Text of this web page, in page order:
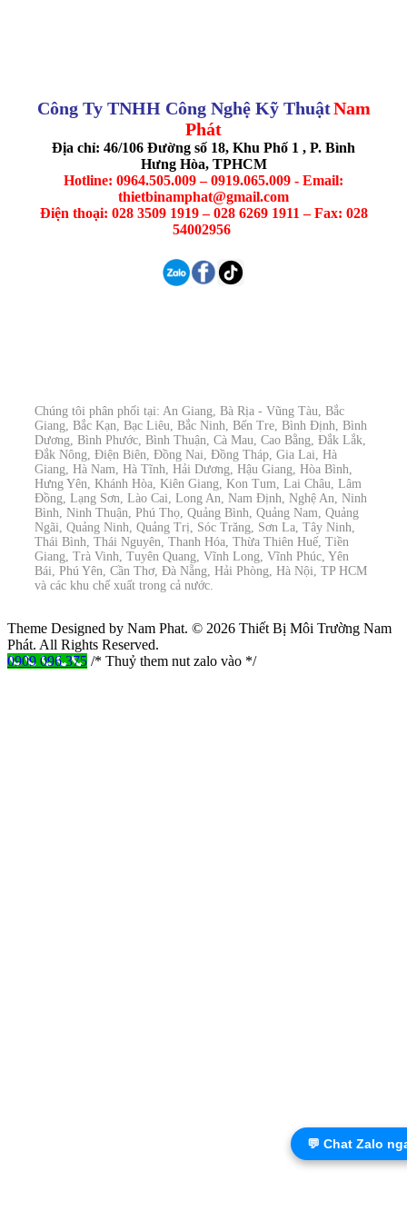
Công Ty TNHH Công Nghệ Kỹ ThuậtNam
Phát
Địa chỉ: 46/106 Đường số 18, Khu Phố 1 , P. Bình
Hưng Hòa, TPHCM
Hotline: 0964.505.009 – 0919.065.009 - Email:
thietbinamphat@gmail.com
Điện thoại: 028 3509 1919 – 028 6269 1911 – Fax: 028
54002956
Chúng tôi phân phối tại: An Giang, Bà Rịa - Vũng Tàu, Bắc
Giang, Bắc Kạn, Bạc Liêu, Bắc Ninh, Bến Tre, Bình Định, Bình
Dương, Bình Phước, Bình Thuận, Cà Mau, Cao Bằng, Đắk Lắk,
Đắk Nông, Điện Biên, Đồng Nai, Đồng Tháp, Gia Lai, Hà
Giang, Hà Nam, Hà Tĩnh, Hải Dương, Hậu Giang, Hòa Bình,
Hưng Yên, Khánh Hòa, Kiên Giang, Kon Tum, Lai Châu, Lâm
Đồng, Lạng Sơn, Lào Cai, Long An, Nam Định, Nghệ An, Ninh
Bình, Ninh Thuận, Phú Thọ, Quảng Bình, Quảng Nam, Quảng
Ngãi, Quảng Ninh, Quảng Trị, Sóc Trăng, Sơn La, Tây Ninh,
Thái Bình, Thái Nguyên, Thanh Hóa, Thừa Thiên Huế, Tiền
Giang, Trà Vinh, Tuyên Quang, Vĩnh Long, Vĩnh Phúc, Yên
Bái, Phú Yên, Cần Thơ, Đà Nẵng, Hải Phòng, Hà Nội, TP HCM
và các khu chế xuất trong cả nước.
Theme Designed by Nam Phat. © 2026 Thiết Bị Môi Trường Nam
Phát. All Rights Reserved.
0909 096 375 /* Thuỷ them nut zalo vào */
💬 Chat Zalo